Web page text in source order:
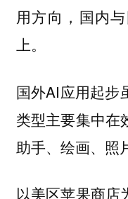
用方向，国内
上。
国外AI应用起步
类型主要集中在
助手、绘画、照
以美区苹果商店